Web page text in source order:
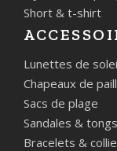
Short & t-shirt
Lunettes de
Chapeaux de
Sacs de plage
Sandales & tongs
Bracelets &